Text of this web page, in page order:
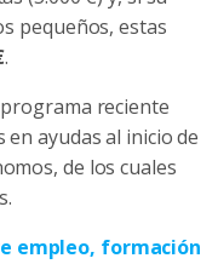
pequeños, estas
.
reciente
ayudas al inicio de
de los cuales
empleo, formación